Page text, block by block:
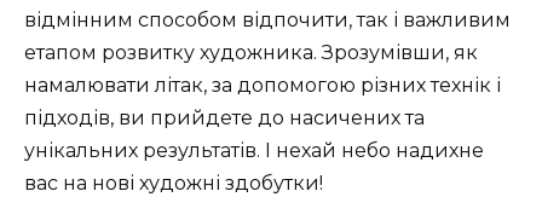
відмінним способом відпочити, так і важливим
етапом розвитку художника. Зрозумівши, як
намалювати літак, за допомогою різних технік і
підходів, ви прийдете до насичених та
унікальних результатів. І нехай небо надихне
вас на нові художні здобутки!